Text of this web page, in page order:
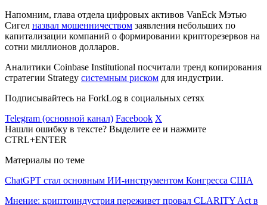
Напомним, глава отдела цифровых активов VanEck Мэтью
Сигел назвал мошенничеством заявления небольших по
капитализации компаний о формировании крипторезервов на
сотни миллионов долларов.
Аналитики Coinbase Institutional посчитали тренд копирования
стратегии Strategy системным риском для индустрии.
Подписывайтесь на ForkLog в социальных сетях
Telegram (основной канал) Facebook X
Нашли ошибку в тексте? Выделите ее и нажмите
CTRL+ENTER
Материалы по теме
ChatGPT стал основным ИИ-инструментом Конгресса США
Мнение: криптоиндустрия переживет провал CLARITY Act в